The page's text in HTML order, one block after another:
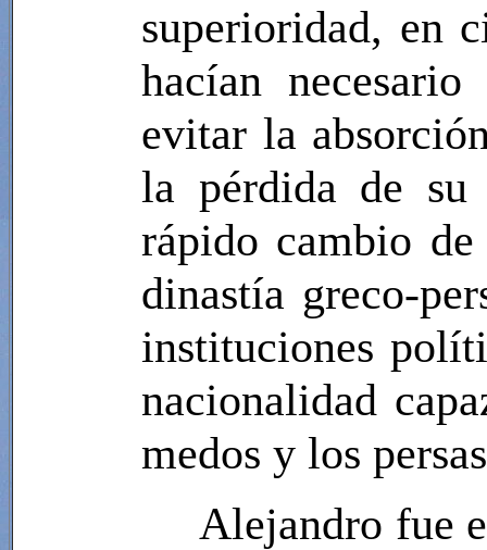
superioridad, en
hacían
evitar la
la pérdida de su
rápido cambio
dinastía greco-
instituciones
nacionalidad
medos y los
Alejandro fue